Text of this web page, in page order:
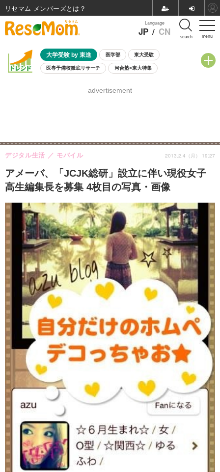
menu
Language
JP / CN search
大学受験 by 東進 医学部 東大受験
医専予備校徹底リサーチ 河合塾×東大特集
8月開催学校説明会・相談会
advertisement
アメーバ、「JCJK総研」設立に伴い現役女子
高生編集長を募集 4枚目の写真・画像
デジタル生活 モバイル 2013.2.4（月） 19:27
リセマム メンバーズ